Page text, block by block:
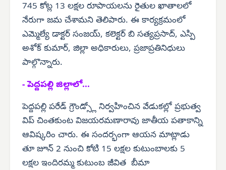
745 కోట్ల 13 లక్షల రూపాయలను రైతుల ఖాతాలలో
నేరుగా జమ చేశామని తెలిపారు. ఈ కార్యక్రమంలో
ఎమ్మెల్యే డాక్టర్ సంజయ్, కలెక్టర్ బి సత్యప్రసాద్, ఎస్పి
అశోక్ కుమార్, జిల్లా అధికారులు, ప్రజాప్రతినిధులు
పాల్గొన్నారు.
- పెద్దపల్లి జిల్లాలో...
పెద్దపల్లి పరేడ్ గ్రౌండ్స్లో నిర్వహించిన వేడుకల్లో ప్రభుత్వ
విప్ చింతకుంట విజయరమణారావు జాతీయ పతాకాన్ని
ఆవిష్కరిం చారు. ఈ సందర్భంగా ఆయన మాట్లాడు
తూ జూన్ 2 నుంచి కోటి 15 లక్షల కుటుంబాలకు 5
లక్షల ఇందిరమ్మ కుటుంబ జీవిత బీమా